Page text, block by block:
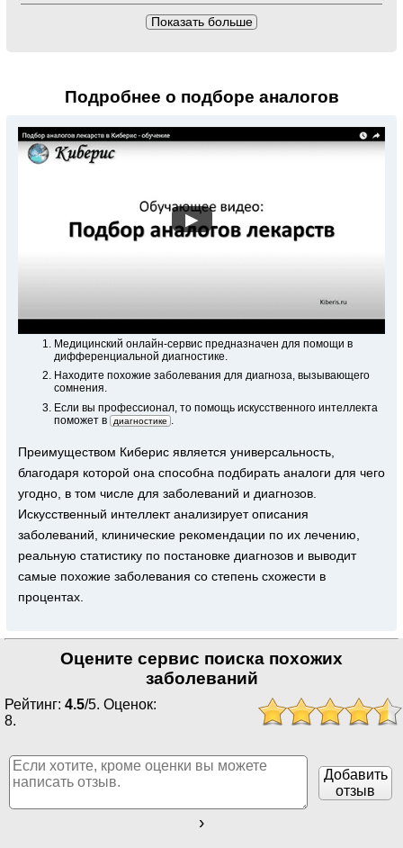
Показать больше
Подробнее о подборе аналогов
▶
Медицинский онлайн-сервис предназначен для помощи в
дифференциальной диагностике.
Находите похожие заболевания для диагноза, вызывающего
сомнения.
Если вы профессионал, то помощь искусственного интеллекта
поможет в
диагностике
Преимуществом Киберис является универсальность,
благодаря которой она способна подбирать аналоги для чего
угодно, в том числе для заболеваний и диагнозов.
Искусственный интеллект анализирует описания
заболеваний, клинические рекомендации по их лечению,
реальную статистику по постановке диагнозов и выводит
самые похожие заболевания со степень схожести в
процентах.
Оцените сервис поиска похожих
заболеваний
Рейтинг: 4.5/5. Оценок:
8.
Добавить
отзыв